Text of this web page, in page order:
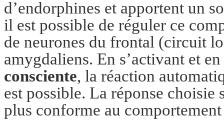
d’endorphines et apportent un
il est possible de réguler ce
de neurones du frontal (circuit
amygdaliens. En s’activant et
consciente, la réaction
est possible. La réponse choisie
plus conforme au